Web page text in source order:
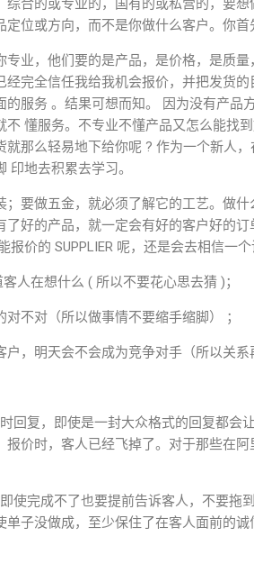
综合的或专业的，国有的或私营的，要
位或方向，而不是你做什么客户。你
专业，他们要的是产品，是价格，是质
经完全信任我给我机会报价，并把发货
的服务 。结果可想而知。 因为没有产品
不 懂服务。不专业不懂产品又怎么能找
就那么轻易地下给你呢 ? 作为一个新人
印地去积累去学习。
；要做五金，就必须了解它的工艺。做
了好的产品，就一定会有好的客户好的
报价的 SUPPLIER 呢，还是会去相信一
人在想什么 ( 所以不要花心思去猜 )；
不对（所以做事情不要缩手缩脚） ；
户，明天会不会成为竞争对手（所以关系
回复，即使是一封大众格式的回复都会
报价时，客人已经飞掉了。对于那些在
使完成不了也要提前告诉客人，不要拖
单子没做成，至少保住了在客人面前的